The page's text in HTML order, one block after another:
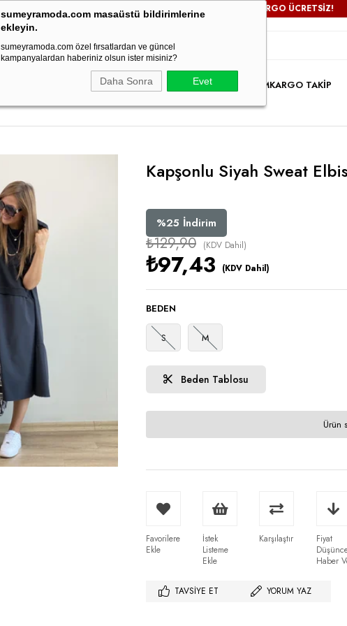
sumeyramoda.com masaüstü bildirimlerine
ekleyin.
sumeyramoda.com özel fırsatlardan ve güncel
kampanyalardan haberiniz olsun ister misiniz?
Daha Sonra Evet
3000TL VE ÜZERİ TÜM SİPARİŞLERİNİZDE KARGO ÜCRETSİZ!
ALT GİYİMDIŞ GİYİMTAKIM PARTY WEAR İNDİRİMKARGO TAKİP
Kapşonlu Siyah Sweat
%25 İndirim
₺129,90 (KDV Dahil)
₺97,43 (KDV Dahil)
BEDEN
S M
Beden Tablosu
Ürün
Favorilere
Ekle
İstek
Listeme
Ekle
Karşılaştır
Fiyat
Haber
TAVSIYE ET YORUM YAZ